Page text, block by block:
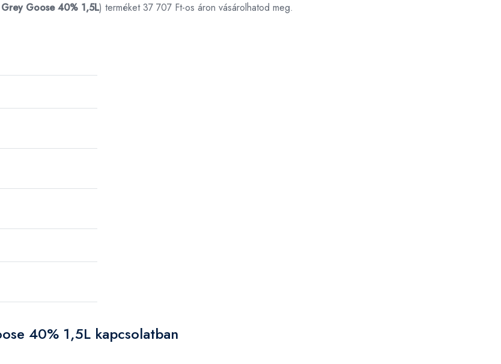
Grey Goose 40% 1,5L) terméket 37 707 Ft-os áron vásárolhatod meg.
40% 1,5L kapcsolatban